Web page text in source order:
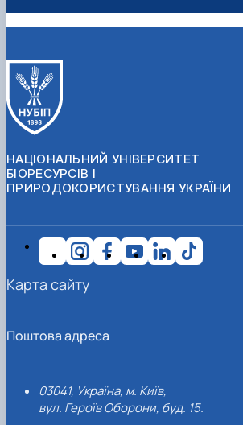
НАЦІОНАЛЬНИЙ УНІВЕРСИТЕТ
БІОРЕСУРСІВ І
ПРИРОДОКОРИСТУВАННЯ УКРАЇНИ
Поштова адреса
03041, Україна, м. Київ,
вул. Героїв Оборони, буд. 15.
Карта сайту